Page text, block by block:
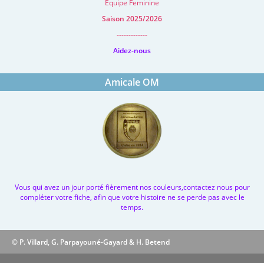
Equipe Feminine
Saison 2025/2026
-------------
Aidez-nous
Amicale OM
Vous qui avez un jour porté fièrement nos couleurs,contactez nous pour
compléter votre fiche, afin que votre histoire ne se perde pas avec le
temps.
© P. Villard, G. Parpayouné-Gayard & H. Betend